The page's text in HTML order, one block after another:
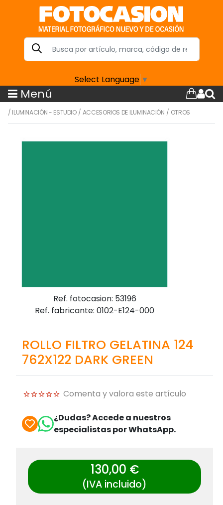
Select Language ▼
Menú
/ ILUMINACIÓN - ESTUDIO/ ACCESORIOS DE ILUMINACIÓN / OTROS
Ref. fotocasion: 53196
Ref. fabricante: 0102-E124-000
ROLLO FILTRO GELATINA 124
762X122 DARK GREEN
Comenta y valora este artículo
¿Dudas? Accede a nuestros
especialistas por WhatsApp.
130,00 €
(IVA incluido)